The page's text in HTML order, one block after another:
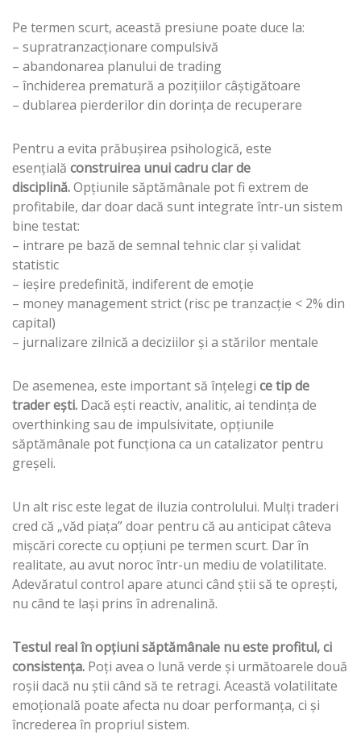
Pe termen scurt, această presiune poate duce la:
– supratranzacționare compulsivă
– abandonarea planului de trading
– închiderea prematură a pozițiilor câștigătoare
– dublarea pierderilor din dorința de recuperare
Pentru a evita prăbușirea psihologică, este
esențială construirea unui cadru clar de
disciplină.Opțiunile săptămânale pot fi extrem de
profitabile, dar doar dacă sunt integrate într-un sistem
bine testat:
– intrare pe bază de semnal tehnic clar și validat
statistic
– ieșire predefinită, indiferent de emoție
– money management strict (risc pe tranzacție < 2% din
capital)
– jurnalizare zilnică a deciziilor și a stărilor mentale
De asemenea, este important să înțelegi ce tip de
trader ești. Dacă ești reactiv, analitic, ai tendința de
overthinking sau de impulsivitate, opțiunile
săptămânale pot funcționa ca un catalizator pentru
greșeli.
Un alt risc este legat de iluzia controlului. Mulți traderi
cred că „văd piața” doar pentru că au anticipat câteva
mișcări corecte cu opțiuni pe termen scurt. Dar în
realitate, au avut noroc într-un mediu de volatilitate.
Adevăratul control apare atunci când știi să te oprești,
nu când te lași prins în adrenalină.
Testul real în opțiuni săptămânale nu este profitul, ci
consistența. Poți avea o lună verde și următoarele două
roșii dacă nu știi când să te retragi. Această volatilitate
emoțională poate afecta nu doar performanța, ci și
încrederea în propriul sistem.